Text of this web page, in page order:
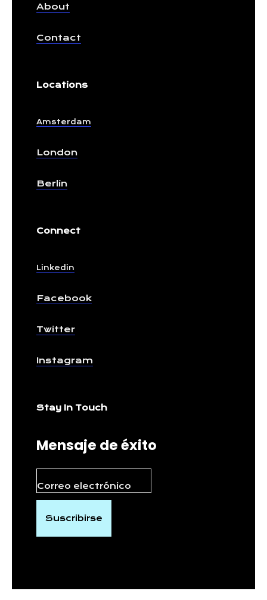
About
Contact
Locations
Amsterdam
London
Berlin
Connect
Linkedin
Facebook
Twitter
Instagram
Stay In Touch
Mensaje de éxito
Suscribirse